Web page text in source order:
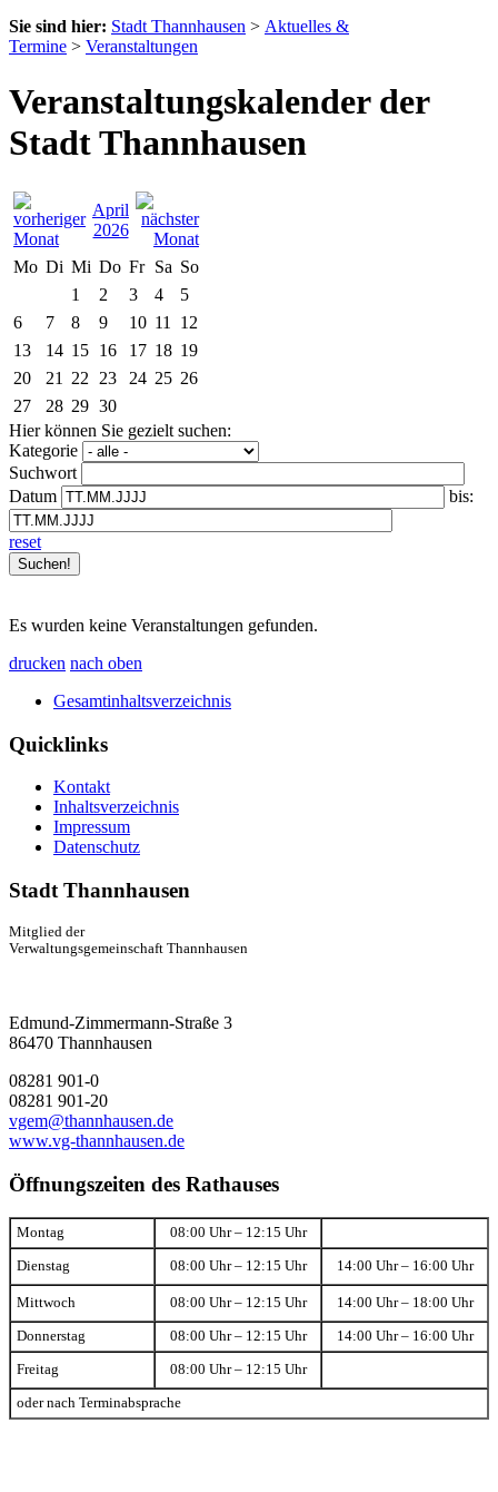
Sie sind hier: Stadt Thannhausen > Aktuelles &
Termine > Veranstaltungen
Veranstaltungskalender der
Stadt Thannhausen
April
2026
Mo Di Mi Do Fr Sa So
1
2 3 4
5
6
7 8 9 10 11
12
13
14 15 16 17 18 19
20
21 22 23 24 25 26
27
28 29 30
Hier können Sie gezielt suchen:
Kategorie
Suchwort
Datum
bis:
reset
Es wurden keine Veranstaltungen gefunden.
drucken nach oben
Gesamtinhaltsverzeichnis
Quicklinks
Kontakt
Inhaltsverzeichnis
Impressum
Datenschutz
Stadt Thannhausen
Mitglied der
Verwaltungsgemeinschaft Thannhausen
Edmund-Zimmermann-Straße 3
86470 Thannhausen
08281 901-0
08281 901-20
vgem@thannhausen.de
www.vg-thannhausen.de
Öffnungszeiten des Rathauses
Montag 08:00 Uhr – 12:15 Uhr
Dienstag 08:00 Uhr – 12:15 Uhr 14:00 Uhr – 16:00 Uhr
Mittwoch 08:00 Uhr – 12:15 Uhr 14:00 Uhr – 18:00 Uhr
Donnerstag 08:00 Uhr – 12:15 Uhr 14:00 Uhr – 16:00 Uhr
Freitag 08:00 Uhr – 12:15 Uhr
oder nach Terminabsprache